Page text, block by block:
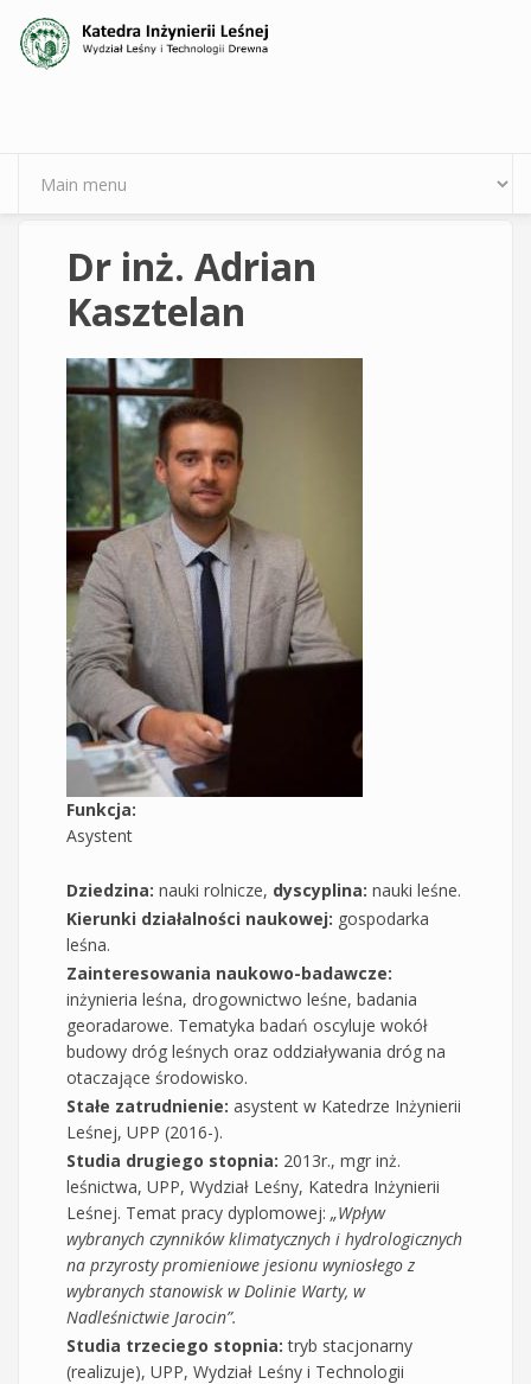
Przejdź do treści
Dr inż. Adrian
Kasztelan
Funkcja:
Asystent
Dziedzina: nauki rolnicze, dyscyplina: nauki leśne.
Kierunki działalności naukowej: gospodarka
leśna.
Zainteresowania naukowo-badawcze:
inżynieria leśna, drogownictwo leśne, badania
georadarowe. Tematyka badań oscyluje wokół
budowy dróg leśnych oraz oddziaływania dróg na
otaczające środowisko.
Stałe zatrudnienie: asystent w Katedrze Inżynierii
Leśnej, UPP (2016-).
Studia drugiego stopnia: 2013r., mgr inż.
leśnictwa, UPP, Wydział Leśny, Katedra Inżynierii
Leśnej. Temat pracy dyplomowej: „Wpływ
wybranych czynników klimatycznych i hydrologicznych
na przyrosty promieniowe jesionu wyniosłego z
wybranych stanowisk w Dolinie Warty, w
Nadleśnictwie Jarocin”.
Studia trzeciego stopnia: tryb stacjonarny
(realizuje), UPP, Wydział Leśny i Technologii